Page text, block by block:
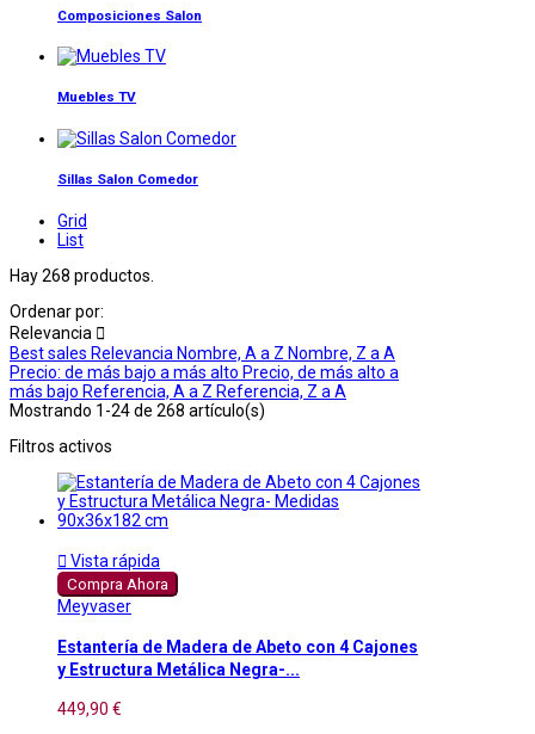
Composiciones Salon
Muebles TV
Sillas Salon Comedor
Grid
List
Hay 268 productos.
Ordenar por:
Relevancia 
Best sales Relevancia Nombre, A a Z Nombre, Z a A
Precio: de más bajo a más alto Precio, de más alto a
más bajo Referencia, A a Z Referencia, Z a A
Mostrando 1-24 de 268 artículo(s)
Filtros activos
 Vista rápida
Compra Ahora
Meyvaser
Estantería de Madera de Abeto con 4 Cajones
y Estructura Metálica Negra-...
449,90 €